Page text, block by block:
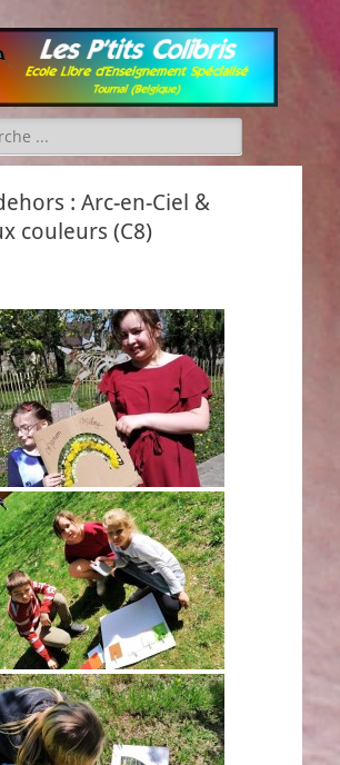
Les P'tits Colibris
:
: Arc-en-Ciel &
couleurs (C8)